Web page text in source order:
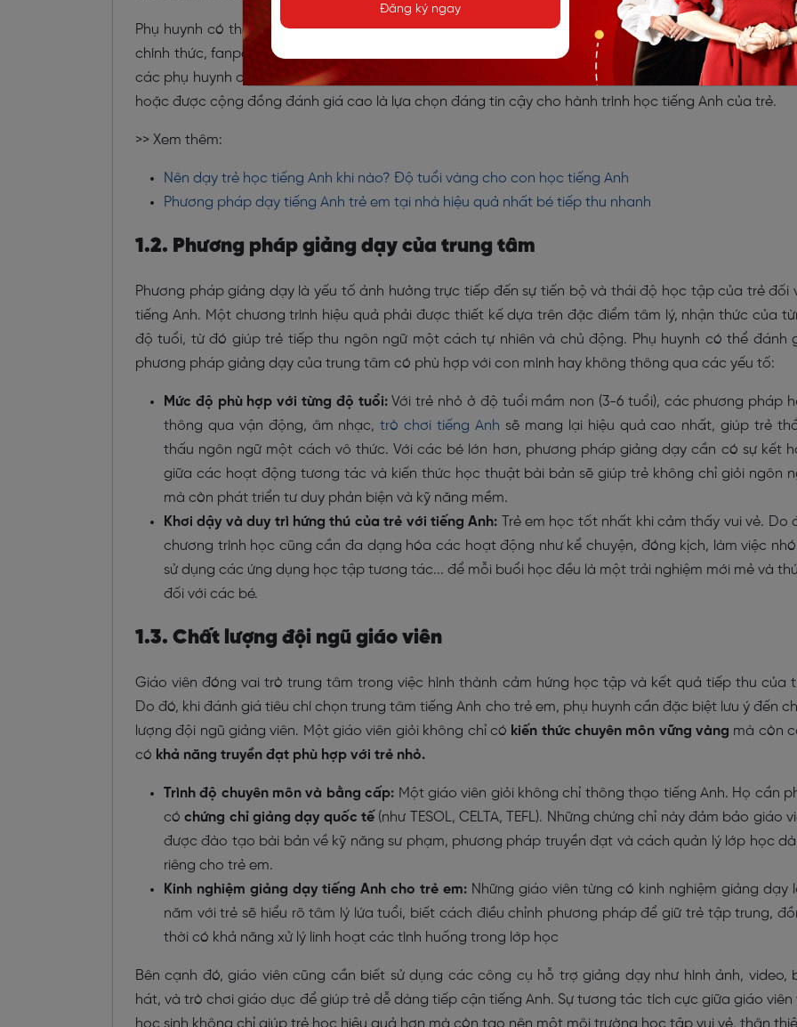
Phụ huynh có thể kiểm chứng mức độ uy tín của trung tâm thông qua các kênh thông tin như:
chính thức, fanpage mạng xã hội, các bài viết trên báo chí chuyên ngành hoặc tham khảo đánh
các phụ huynh có con đã theo học. Những trung tâm có mặt trong các bảng xếp hạng giáo dục uy
hoặc được cộng đồng đánh giá cao là lựa chọn đáng tin cậy cho hành trình học tiếng Anh của trẻ.
>> Xem thêm:
Nên dạy trẻ học tiếng Anh khi nào? Độ tuổi vàng cho con học tiếng Anh
Phương pháp dạy tiếng Anh trẻ em tại nhà hiệu quả nhất bé tiếp thu nhanh
1.2. Phương pháp giảng dạy của trung tâm
Phương pháp giảng dạy là yếu tố ảnh hưởng trực tiếp đến sự tiến bộ và thái độ học tập của trẻ đối
tiếng Anh. Một chương trình hiệu quả phải được thiết kế dựa trên đặc điểm tâm lý, nhận thức của
độ tuổi, từ đó giúp trẻ tiếp thu ngôn ngữ một cách tự nhiên và chủ động. Phụ huynh có thể đánh
phương pháp giảng dạy của trung tâm có phù hợp với con mình hay không thông qua các yếu tố:
Mức độ phù hợp với từng độ tuổi:Với trẻ nhỏ ở độ tuổi mầm non (3-6 tuổi), các phương pháp
thông qua vận động, âm nhạc,trò chơi tiếng Anh sẽ mang lại hiệu quả cao nhất, giúp trẻ
thấu ngôn ngữ một cách vô thức. Với các bé lớn hơn, phương pháp giảng dạy cần có sự kết
giữa các hoạt động tương tác và kiến thức học thuật bài bản sẽ giúp trẻ không chỉ giỏi ngôn
mà còn phát triển tư duy phản biện và kỹ năng mềm.
Khơi dậy và duy trì hứng thú của trẻ với tiếng Anh:
Trẻ em học tốt nhất khi cảm thấy vui vẻ. Do
chương trình học cũng cần đa dạng hóa các hoạt động như kể chuyện, đóng kịch, làm việc
sử dụng các ứng dụng học tập tương tác... để mỗi buổi học đều là một trải nghiệm mới mẻ và
đối với các bé.
1.3. Chất lượng đội ngũ giáo viên
Giáo viên đóng vai trò trung tâm trong việc hình thành cảm hứng học tập và kết quả tiếp thu của
Do đó, khi đánh giá tiêu chí chọn trung tâm tiếng Anh cho trẻ em, phụ huynh cần đặc biệt lưu ý đến
lượng đội ngũ giảng viên. Một giáo viên giỏi không chỉ có kiến thức chuyên môn vững vàng mà còn
có khả năng truyền đạt phù hợp với trẻ nhỏ.
Trình độ chuyên môn và bằng cấp: Một giáo viên giỏi không chỉ thông thạo tiếng Anh. Họ cần
cóchứng chỉ giảng dạy quốc tế (như TESOL, CELTA, TEFL). Những chứng chỉ này đảm bảo giáo
được đào tạo bài bản về kỹ năng sư phạm, phương pháp truyền đạt và cách quản lý lớp học
riêng cho trẻ em.
Kinh nghiệm giảng dạy tiếng Anh cho trẻ em: Những giáo viên từng có kinh nghiệm giảng dạy
năm với trẻ sẽ hiểu rõ tâm lý lứa tuổi, biết cách điều chỉnh phương pháp để giữ trẻ tập trung,
thời có khả năng xử lý linh hoạt các tình huống trong lớp học
Bên cạnh đó, giáo viên cũng cần biết sử dụng các công cụ hỗ trợ giảng dạy như hình ảnh, video,
hát, và trò chơi giáo dục để giúp trẻ dễ dàng tiếp cận tiếng Anh. Sự tương tác tích cực giữa giáo viên
học sinh không chỉ giúp trẻ học hiệu quả hơn mà còn tạo nên một môi trường học tập vui vẻ, thân
Đăng ký ngay